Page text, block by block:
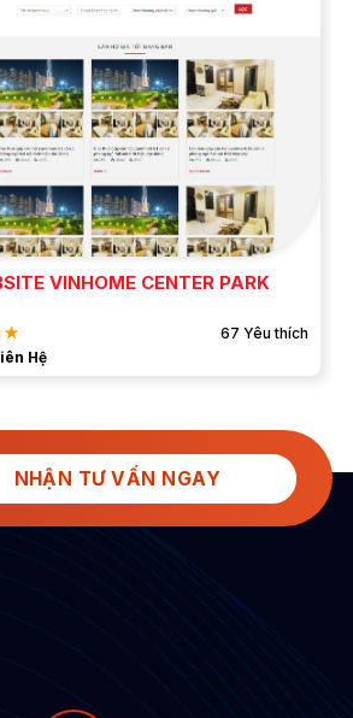
ĐẶT MẪU
XEM DEMO
VINHOME CENTER PARK
★
67 Yêu thích
Hệ